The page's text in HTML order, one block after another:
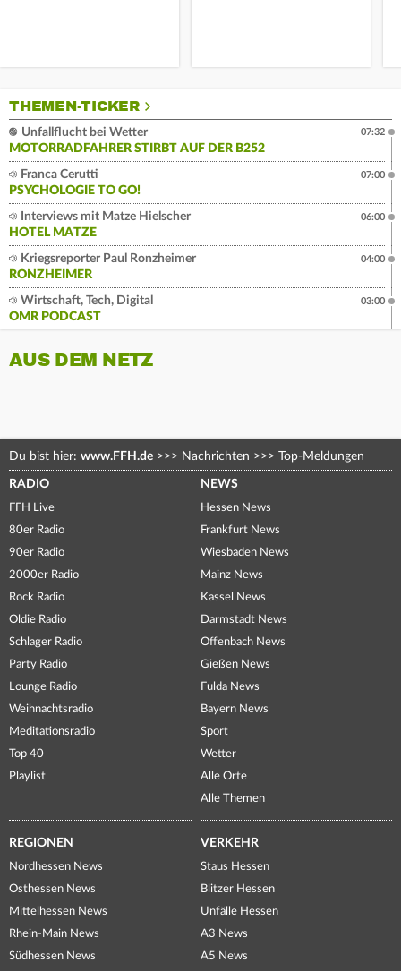
THEMEN-TICKER
Unfallflucht bei Wetter
MOTORRADFAHRER STIRBT AUF DER B252
07:32
Franca Cerutti
PSYCHOLOGIE TO GO!
07:00
Interviews mit Matze Hielscher
HOTEL MATZE
06:00
Kriegsreporter Paul Ronzheimer
RONZHEIMER
04:00
Wirtschaft, Tech, Digital
OMR PODCAST
03:00
AUS DEM NETZ
Du bist hier: www.FFH.de >>> Nachrichten >>> Top-Meldungen
RADIO
FFH Live
80er Radio
90er Radio
2000er Radio
Rock Radio
Oldie Radio
Schlager Radio
Party Radio
Lounge Radio
Weihnachtsradio
Meditationsradio
Top 40
Playlist
NEWS
Hessen News
Frankfurt News
Wiesbaden News
Mainz News
Kassel News
Darmstadt News
Offenbach News
Gießen News
Fulda News
Bayern News
Sport
Wetter
Alle Orte
Alle Themen
REGIONEN
Nordhessen News
Osthessen News
Mittelhessen News
Rhein-Main News
Südhessen News
VERKEHR
Staus Hessen
Blitzer Hessen
Unfälle Hessen
A3 News
A5 News